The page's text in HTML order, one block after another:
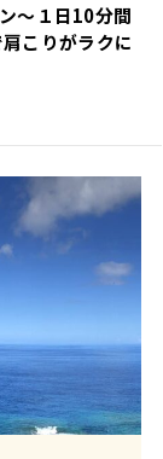
〜１日10分間
こりがラクに